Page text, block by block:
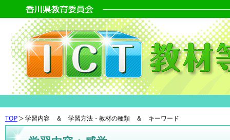
TOP 学習内容 ＆ 学習方法・教材の種類 ＆ キーワード